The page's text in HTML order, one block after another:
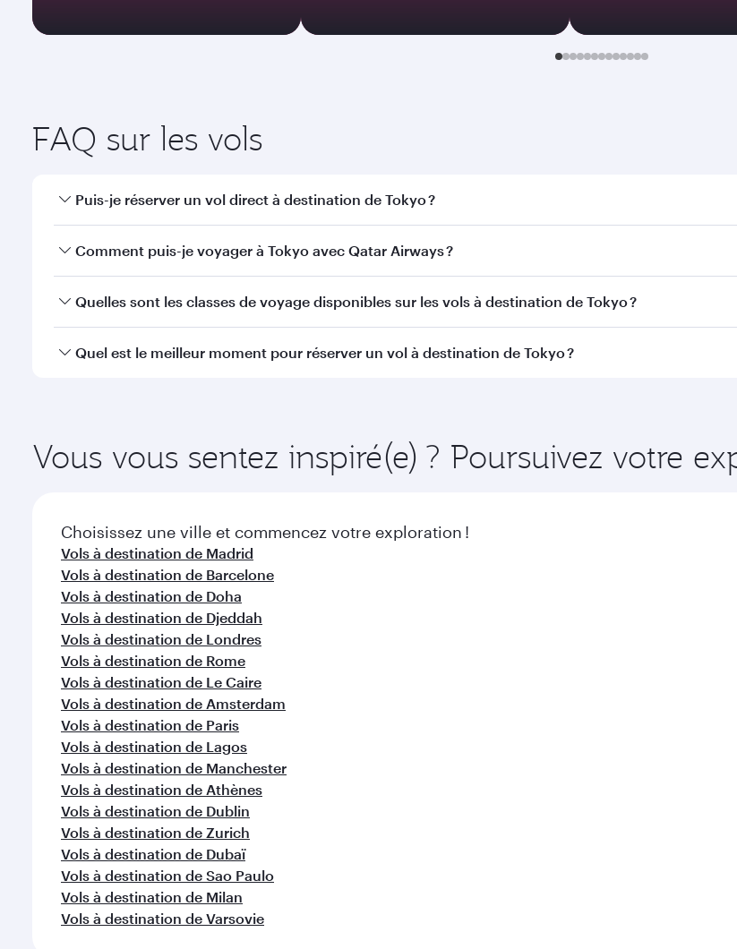
FAQ sur les vols
Puis-je réserver un vol direct à destination de Tokyo ?
Oui, Qatar Airways opère des vols directs vers Tokyo. Recherchez les vols depuis notre page
Comment puis-je voyager à Tokyo avec Qatar Airways ?
Vous pouvez voyager directement à Tokyo avec Qatar Airways. Nous desservons plus de 150
Quelles sont les classes de voyage disponibles sur les vols à destination de Tokyo ?
La disponibilité des classes de voyage dépend de l'itinéraire et de la compagnie aérienne opérant le
Quel est le meilleur moment pour réserver un vol à destination de Tokyo ?
Vous vous sentez inspiré(e) ? Poursuivez votre
Choisissez une ville et commencez votre exploration !
Vols à destination de Madrid
Vols à destination de Barcelone
Vols à destination de Doha
Vols à destination de Djeddah
Vols à destination de Londres
Vols à destination de Rome
Vols à destination de Le Caire
Vols à destination de Amsterdam
Vols à destination de Paris
Vols à destination de Lagos
Vols à destination de Manchester
Vols à destination de Athènes
Vols à destination de Dublin
Vols à destination de Zurich
Vols à destination de Dubaï
Vols à destination de Sao Paulo
Vols à destination de Milan
Vols à destination de Varsovie